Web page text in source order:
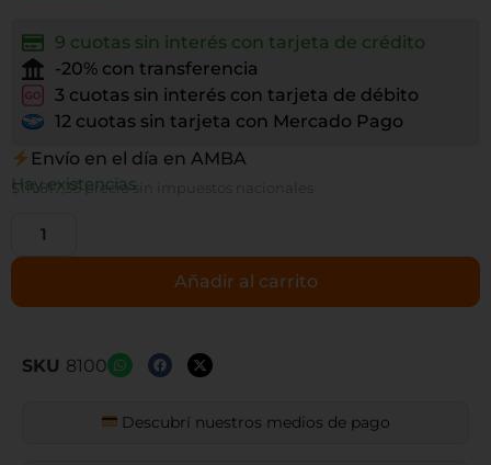
9 cuotas sin interés con tarjeta de crédito
-20% con transferencia
3 cuotas sin interés con tarjeta de débito
12 cuotas sin tarjeta con Mercado Pago
Envío en el día en AMBA
$111.817,36precio sin impuestos nacionales
Hay existencias
Añadir al carrito
SKU 8100
Descubrí nuestros medios de pago